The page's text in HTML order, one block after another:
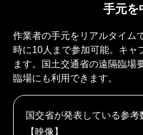
手元を
作業者の手元をリアルタイム
時に10人まで参加可能。キャ
ます。国土交通省の遠隔臨場
臨場にも利用できます。
国交省が発表している参考
【映像】